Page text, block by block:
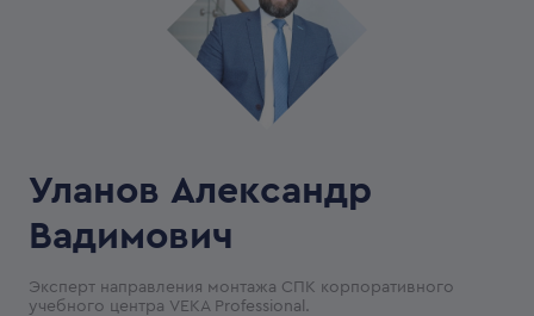
Уланов Александр
Вадимович
Эксперт направления монтажа СПК корпоративного
учебного центра VEKA Professional.